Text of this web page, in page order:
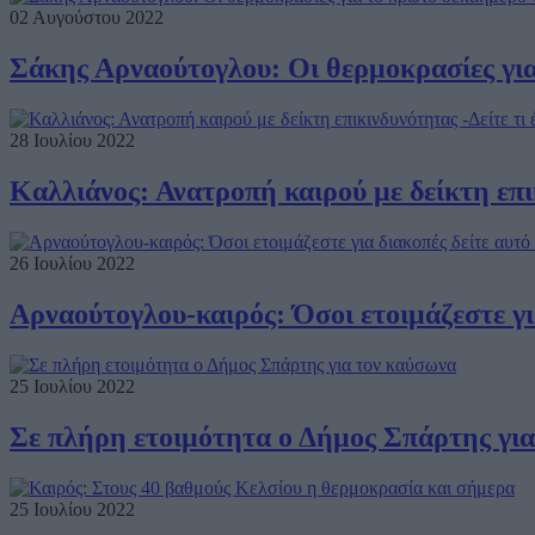
02 Αυγούστου 2022
Σάκης Αρναούτογλου: Οι θερμοκρασίες
28 Ιουλίου 2022
Καλλιάνος: Ανατροπή καιρού με δείκτη
26 Ιουλίου 2022
Αρναούτογλου-καιρός: Όσοι ετοιμάζεστε
25 Ιουλίου 2022
Σε πλήρη ετοιμότητα ο Δήμος Σπάρτης
25 Ιουλίου 2022